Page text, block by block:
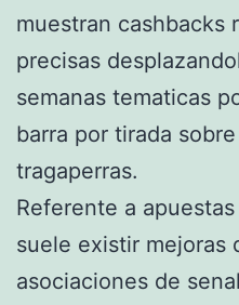
muestran cashbacks
precisas
semanas tematicas
barra por tirada
tragaperras.
Referente a
suele existir mejoras
asociaciones de